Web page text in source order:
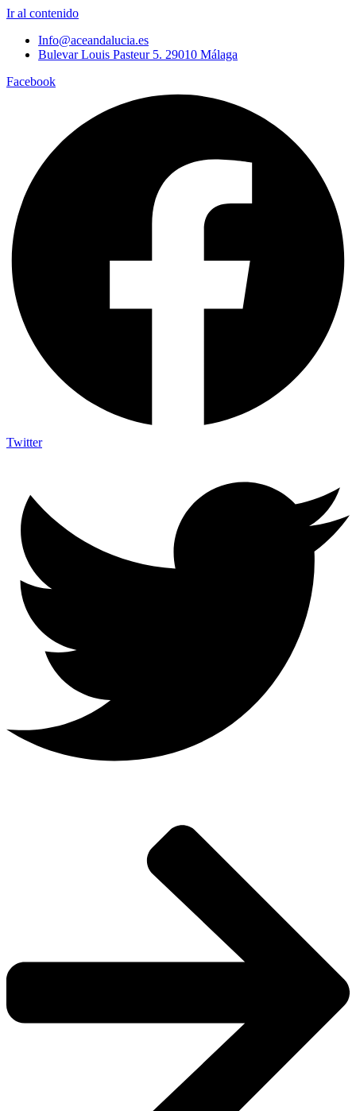
Ir al contenido
Info@aceandalucia.es
Bulevar Louis Pasteur 5. 29010 Málaga
Facebook
Twitter